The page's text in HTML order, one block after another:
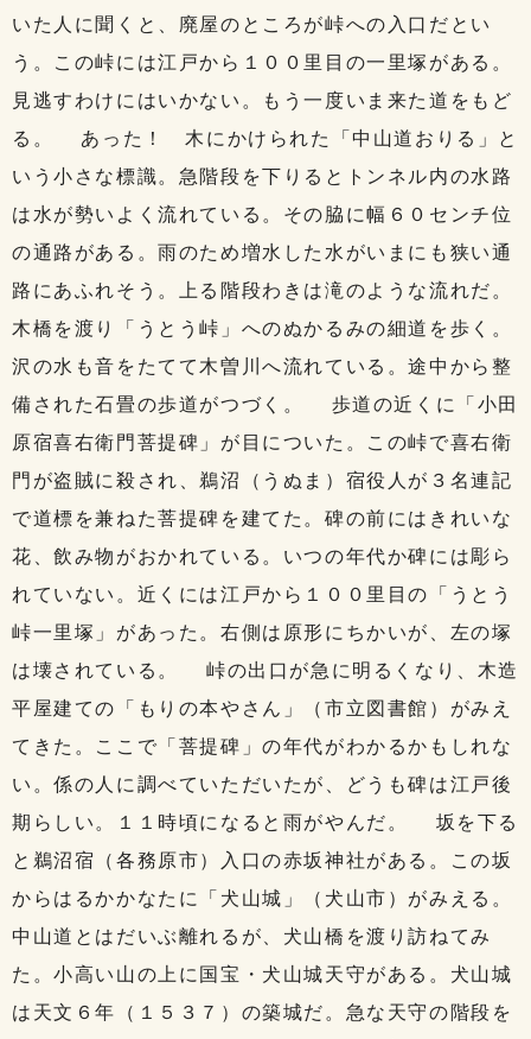
いた人に聞くと、廃屋のところが峠への入口だとい
う。この峠には江戸から１００里目の一里塚がある。
見逃すわけにはいかない。もう一度いま来た道をもど
る。 あった！ 木にかけられた「中山道おりる」と
いう小さな標識。急階段を下りるとトンネル内の水路
は水が勢いよく流れている。その脇に幅６０センチ位
の通路がある。雨のため増水した水がいまにも狭い通
路にあふれそう。上る階段わきは滝のような流れだ。
木橋を渡り「うとう峠」へのぬかるみの細道を歩く。
沢の水も音をたてて木曽川へ流れている。途中から整
備された石畳の歩道がつづく。 歩道の近くに「小田
原宿喜右衛門菩提碑」が目についた。この峠で喜右衛
門が盗賊に殺され、鵜沼（うぬま）宿役人が３名連記
で道標を兼ねた菩提碑を建てた。碑の前にはきれいな
花、飲み物がおかれている。いつの年代か碑には彫ら
れていない。近くには江戸から１００里目の「うとう
峠一里塚」があった。右側は原形にちかいが、左の塚
は壊されている。 峠の出口が急に明るくなり、木造
平屋建ての「もりの本やさん」（市立図書館）がみえ
てきた。ここで「菩提碑」の年代がわかるかもしれな
い。係の人に調べていただいたが、どうも碑は江戸後
期らしい。１１時頃になると雨がやんだ。 坂を下る
と鵜沼宿（各務原市）入口の赤坂神社がある。この坂
からはるかかなたに「犬山城」（犬山市）がみえる。
中山道とはだいぶ離れるが、犬山橋を渡り訪ねてみ
た。小高い山の上に国宝・犬山城天守がある。犬山城
は天文６年（１５３７）の築城だ。急な天守の階段を